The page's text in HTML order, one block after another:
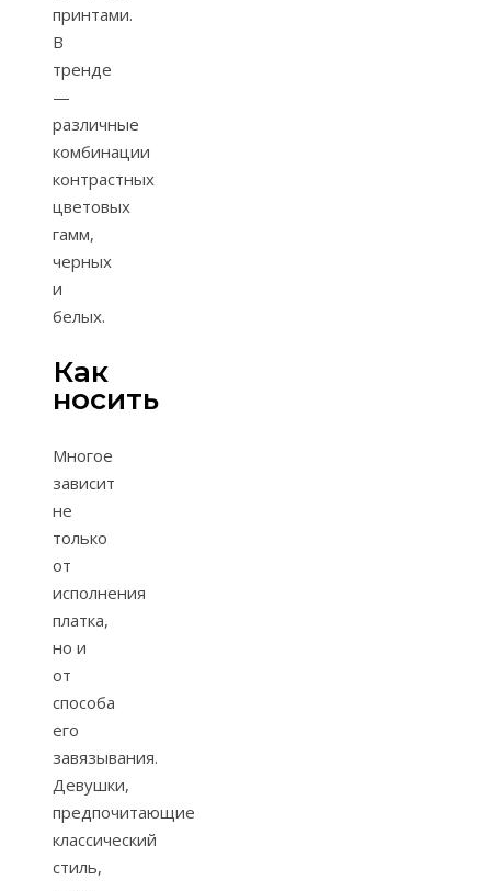
принтами.
В
тренде
—
различные
комбинации
контрастных
цветовых
гамм,
черных
и
белых.
Как
носить
Многое
зависит
не
только
от
исполнения
платка,
но и
от
способа
его
завязывания.
Девушки,
предпочитающие
классический
стиль,